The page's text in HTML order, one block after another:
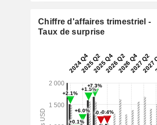
Chiffre d'affaires trimestriel -
Taux de surprise